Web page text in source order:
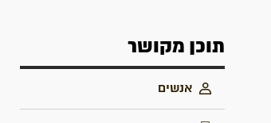
תוכן מקושר
אנשים